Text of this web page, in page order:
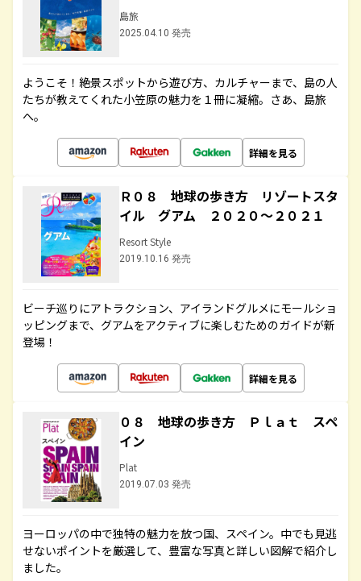
島旅
2025.04.10 発売
ようこそ！絶景スポットから遊び方、カルチャーまで、島の人
たちが教えてくれた小笠原の魅力を１冊に凝縮。さあ、島旅
へ。
詳細を見る
Ｒ０８ 地球の歩き方 リゾートスタ
イル グアム ２０２０～２０２１
Resort Style
2019.10.16 発売
ビーチ巡りにアトラクション、アイランドグルメにモールショ
ッピングまで、グアムをアクティブに楽しむためのガイドが新
登場！
詳細を見る
０８ 地球の歩き方 Ｐｌａｔ スペ
イン
Plat
2019.07.03 発売
ヨーロッパの中で独特の魅力を放つ国、スペイン。中でも見逃
せないポイントを厳選して、豊富な写真と詳しい図解で紹介し
ました。